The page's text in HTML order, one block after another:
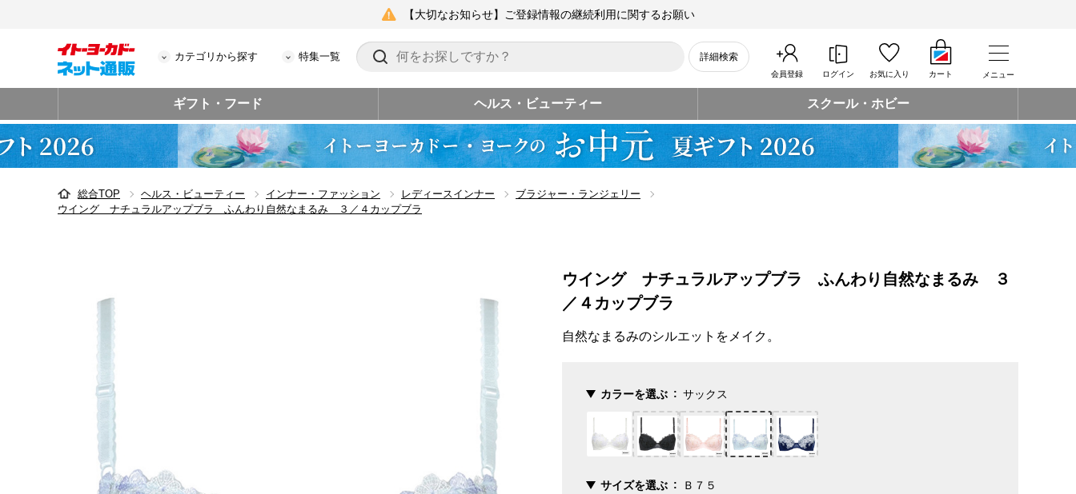
【大切なお知らせ】ご登録情報の継続利用に関するお願い
カテゴリから探す 特集一覧 詳細検索
会員登録 ログイン お気に入り カート メニュー
ギフト・フード ヘルス・ビューティー スクール・ホビー
総合TOP ヘルス・ビューティー インナー・ファッション レディースインナー
ブラジャー・ランジェリー
ウイング ナチュラルアップブラ ふんわり自然なまるみ ３／４カップブラ
ウイング ナチュラルアップブラ ふんわり自然なまるみ ３
／４カップブラ
自然なまるみのシルエットをメイク。
カラーを選ぶ サックス
サイズを選ぶ Ｂ７５